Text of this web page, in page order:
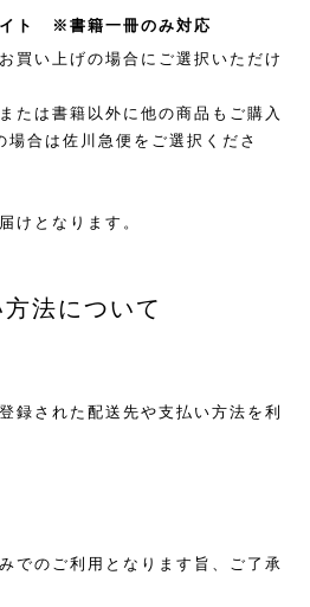
イト ※書籍一冊のみ対応
買い上げの場合にご選択いただけ
たは書籍以外に他の商品もご購入
合は佐川急便をご選択くださ
けとなります。
法について
録された配送先や支払い方法を利
でのご利用となります旨、ご了承